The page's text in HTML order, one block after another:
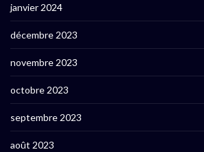
janvier 2024
décembre 2023
novembre 2023
octobre 2023
septembre 2023
août 2023